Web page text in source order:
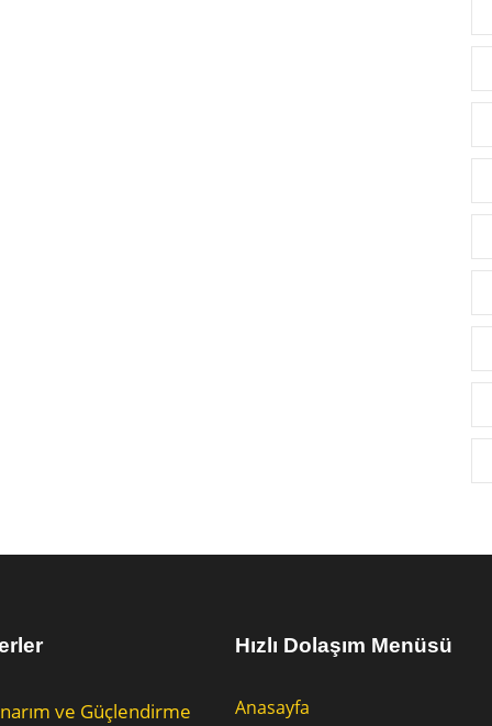
ve Güçlendirme
Hızlı Dolaşım Menüsü
Anasayfa